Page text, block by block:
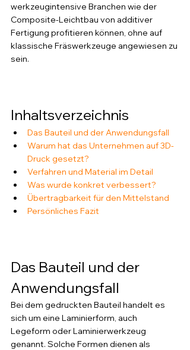
werkzeugintensive Branchen wie der
Composite-Leichtbau von additiver
Fertigung profitieren können, ohne auf
klassische Fräswerkzeuge angewiesen zu
sein.
Inhaltsverzeichnis
Das Bauteil und der Anwendungsfall
Warum hat das Unternehmen auf 3D-
Druck gesetzt?
Verfahren und Material im Detail
Was wurde konkret verbessert?
Übertragbarkeit für den Mittelstand
Persönliches Fazit
Das Bauteil und der
Anwendungsfall
Bei dem gedruckten Bauteil handelt es
sich um eine Laminierform, auch
Legeform oder Laminierwerkzeug
genannt. Solche Formen dienen als